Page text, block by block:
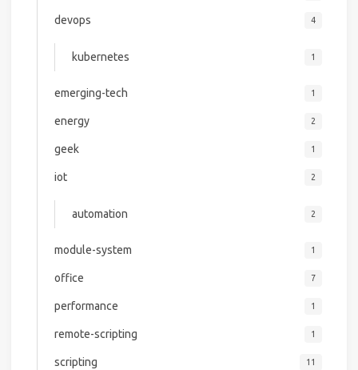
devops 4
kubernetes 1
emerging-tech 1
energy 2
geek 1
iot 2
automation 2
module-system 1
office 7
performance 1
remote-scripting 1
scripting 11